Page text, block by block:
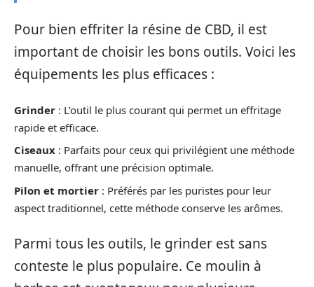
Pour bien effriter la résine de CBD, il est
important de choisir les bons outils. Voici les
équipements les plus efficaces :
Grinder : L’outil le plus courant qui permet un effritage
rapide et efficace.
Ciseaux : Parfaits pour ceux qui privilégient une méthode
manuelle, offrant une précision optimale.
Pilon et mortier : Préférés par les puristes pour leur
aspect traditionnel, cette méthode conserve les arômes.
Parmi tous les outils, le grinder est sans
conteste le plus populaire. Ce moulin à